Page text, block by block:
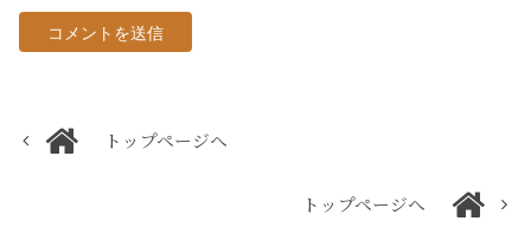
トップページへ
トップページへ